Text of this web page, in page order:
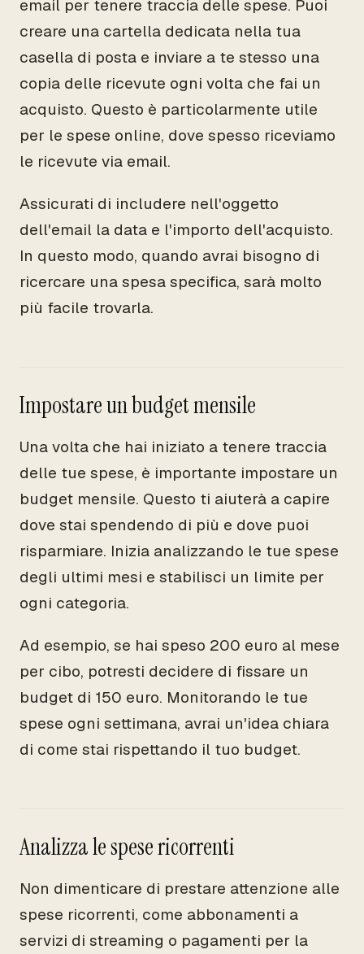
email per tenere traccia delle spese. Puoi
creare una cartella dedicata nella tua
casella di posta e inviare a te stesso una
copia delle ricevute ogni volta che fai un
acquisto. Questo è particolarmente utile
per le spese online, dove spesso riceviamo
le ricevute via email.
Assicurati di includere nell'oggetto
dell'email la data e l'importo dell'acquisto.
In questo modo, quando avrai bisogno di
ricercare una spesa specifica, sarà molto
più facile trovarla.
Impostare un budget mensile
Una volta che hai iniziato a tenere traccia
delle tue spese, è importante impostare un
budget mensile. Questo ti aiuterà a capire
dove stai spendendo di più e dove puoi
risparmiare. Inizia analizzando le tue spese
degli ultimi mesi e stabilisci un limite per
ogni categoria.
Ad esempio, se hai speso 200 euro al mese
per cibo, potresti decidere di fissare un
budget di 150 euro. Monitorando le tue
spese ogni settimana, avrai un'idea chiara
di come stai rispettando il tuo budget.
Analizza le spese ricorrenti
Non dimenticare di prestare attenzione alle
spese ricorrenti, come abbonamenti a
servizi di streaming o pagamenti per la